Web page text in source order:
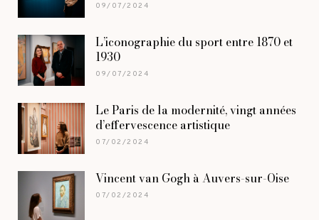
09/07/2024
L’iconographie du sport entre 1870 et
1930
09/07/2024
Le Paris de la modernité, vingt années
d’effervescence artistique
07/02/2024
Vincent van Gogh à Auvers-sur-Oise
07/02/2024